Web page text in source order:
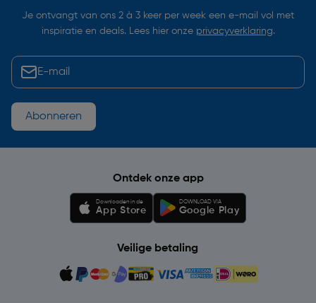
Je ontvangt van ons 2 à 3 keer per week een e-mail vol met
inspiratie en deals. Lees hier onze privacyverklaring.
Abonneren
Ontdek onze app
Downloaden in de
App Store
DOWNLOAD VIA
Google Play
Veilige betaling